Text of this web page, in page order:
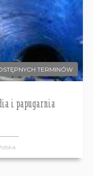
TERMINÓW
i papugarnia